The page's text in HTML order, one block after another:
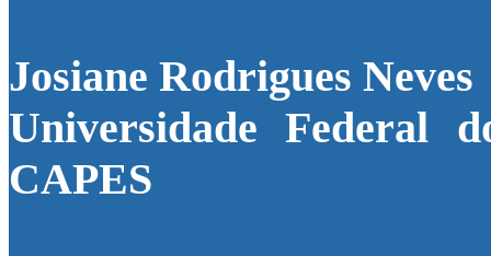
Josiane Rodrigues Neves
Universidade Federal
CAPES